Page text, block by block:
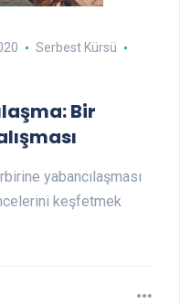
Serbest Kürsü
Bir
yabancılaşması
keşfetmek